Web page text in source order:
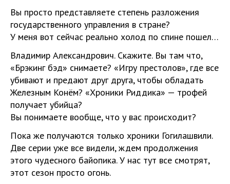
Вы просто представляете степень разложения
государственного управления в стране?
У меня вот сейчас реально холод по спине пошел…
Владимир Александрович. Скажите. Вы там что,
«Брэкинг бэд» снимаете? «Игру престолов», где все
убивают и предают друг друга, чтобы обладать
Железным Конём? «Хроники Риддика» — трофей
получает убийца?
Вы понимаете вообще, что у вас происходит?
Пока же получаются только хроники Гогилашвили.
Две серии уже все видели, ждем продолжения
этого чудесного байопика. У нас тут все смотрят,
этот сезон просто огонь.